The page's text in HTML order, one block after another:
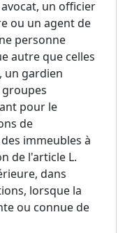
un officier
ou un agent de
personne
autre que celles
un gardien
pour le
de
immeubles à
de l'article L.
dans
lorsque la
ou connue de